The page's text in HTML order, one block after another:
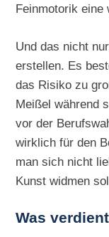
Feinmotorik eine
Und das nicht
erstellen. Es
das Risiko zu
Meißel während
vor der
wirklich für den
man sich nicht
Kunst widmen
Was